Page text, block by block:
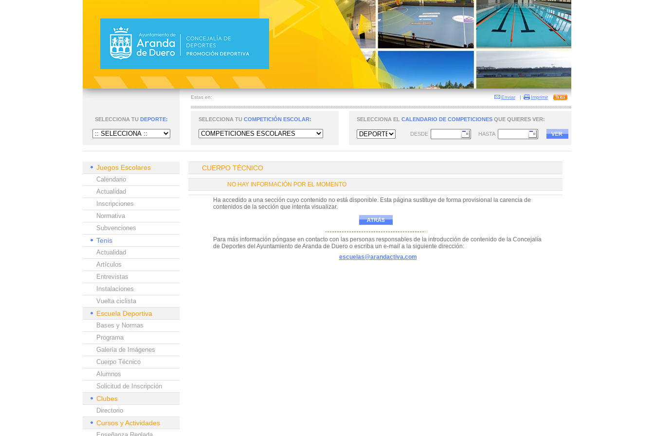
Estas en: Enviar | Imprimir
SELECCIONA TU DEPORTE: SELECCIONA TU COMPETICIÓN ESCOLAR: SELECCIONA EL CALENDARIO DE COMPETICIONES QUE QUIERES VER:
DESDE HASTA
Juegos Escolares
Calendario
Actualidad
Inscripciones
Normativa
Subvenciones
Tenis
Actualidad
Artículos
Entrevistas
Instalaciones
Vuelta ciclista
Escuela Deportiva
Bases y Normas
Programa
Galería de Imágenes
Cuerpo Técnico
Alumnos
Solicitud de Inscripción
Clubes
Directorio
Cursos y Actividades
CUERPO TÉCNICO
NO HAY INFORMACIÓN POR EL MOMENTO
Ha accedido a una sección cuyo contenido no está disponible. Esta página sustituye de forma provisional la carencia de
contenidos de la sección que intenta visualizar.
Para más información póngase en contacto con las personas responsables de la introducción de contenido de la Concejalía
de Deportes del Ayuntamiento de Aranda de Duero o escriba un e-mail a la siguiente dirección:
escuelas@arandactiva.com